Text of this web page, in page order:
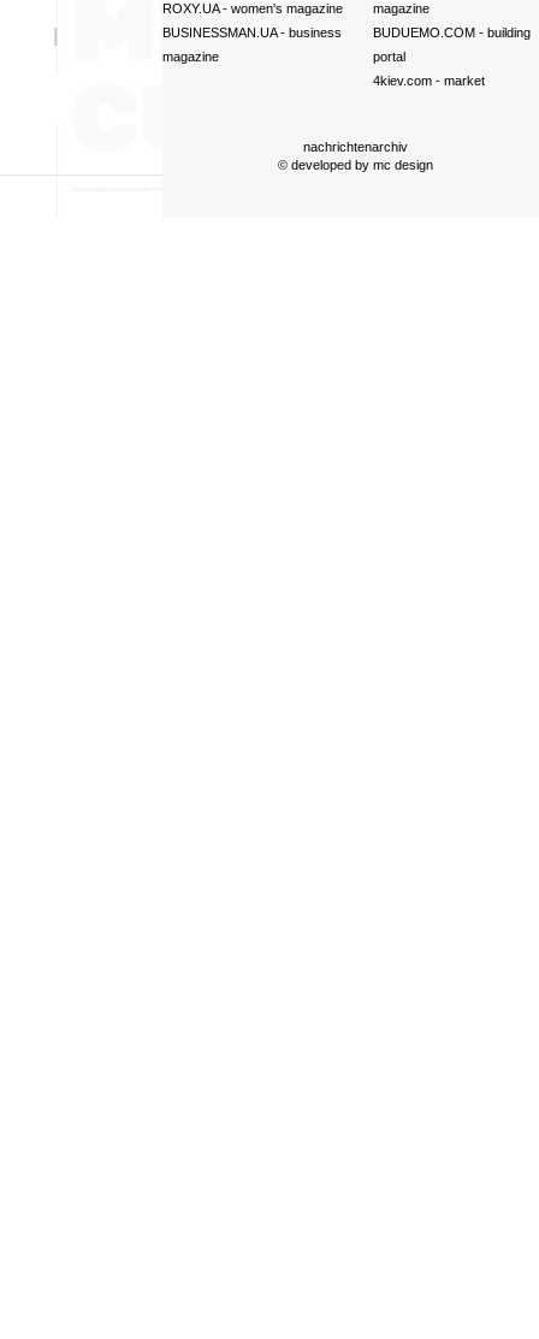
ROXY.UA- women's magazine
BUSINESSMAN.UA- business
magazine
magazine
BUDUEMO.COM- building
portal
4kiev.com- market
nachrichtenarchiv
© developed by mc design